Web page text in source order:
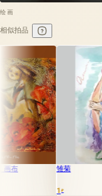
绘画
相似拍品